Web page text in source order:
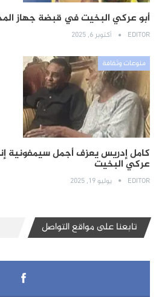
أبو عركي البخيت في قبضة جهاز
EDITOR أكتوبر 6, 2025
منوعات وثقافة
كامل إدريس يعزف أجمل سيمفونية
عركي البخيت
EDITOR يوليو 19, 2025
تابعنا على مواقع التواصل